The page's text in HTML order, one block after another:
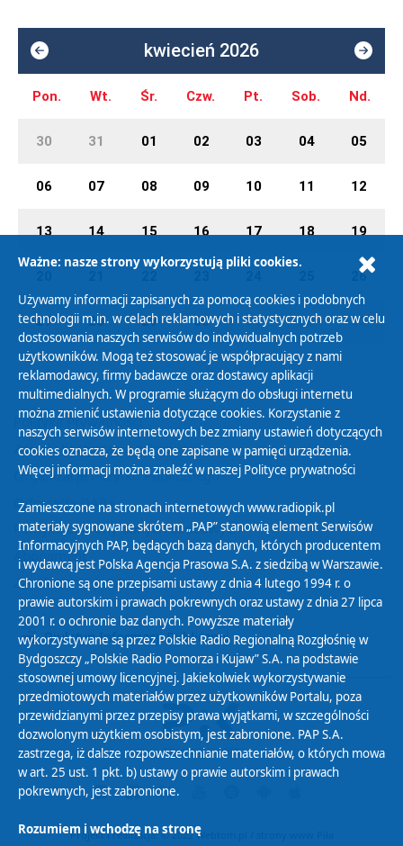
kwiecień 2026
Pon. Wt. Śr. Czw. Pt. Sob. Nd.
30 31 01 02 03 04 05
06 07 08 09 10 11 12
13 14 15 16 17 18 19
26
27 28 29 30 01 02 03
Polityka Prywatności
Zasady korzystania z Serwisu
Organizacje Pożytku Publicznego
Cyfryzacja DAB+
Polityka ochrony danych osobowych
Abonament
Zamówienia publiczne
Biuletyn Informacji Publicznej
Projekt i realizacja: © 2022Webtom.pl
Ważne: nasze strony wykorzystują pliki cookies.
Używamy informacji zapisanych za pomocą cookies i podobnych
technologii m.in. w celach reklamowych i statystycznych oraz w celu
dostosowania naszych serwisów do indywidualnych potrzeb
użytkowników. Mogą też stosować je współpracujący z nami
reklamodawcy, firmy badawcze oraz dostawcy aplikacji
multimedialnych. W programie służącym do obsługi internetu
można zmienić ustawienia dotyczące cookies. Korzystanie z
naszych serwisów internetowych bez zmiany ustawień dotyczących
cookies oznacza, że będą one zapisane w pamięci urządzenia.
Więcej informacji można znaleźć w naszej Polityce prywatności
Zamieszczone na stronach internetowych www.radiopik.pl
materiały sygnowane skrótem „PAP” stanowią element Serwisów
Informacyjnych PAP, będących bazą danych, których producentem
i wydawcą jest Polska Agencja Prasowa S.A. z siedzibą w Warszawie.
Chronione są one przepisami ustawy z dnia 4 lutego 1994 r. o
prawie autorskim i prawach pokrewnych oraz ustawy z dnia 27 lipca
2001 r. o ochronie baz danych. Powyższe materiały
wykorzystywane są przez Polskie Radio Regionalną Rozgłośnię w
Bydgoszczy „Polskie Radio Pomorza i Kujaw” S.A. na podstawie
stosownej umowy licencyjnej. Jakiekolwiek wykorzystywanie
przedmiotowych materiałów przez użytkowników Portalu, poza
przewidzianymi przez przepisy prawa wyjątkami, w szczególności
dozwolonym użytkiem osobistym, jest zabronione. PAP S.A.
zastrzega, iż dalsze rozpowszechnianie materiałów, o których mowa
w art. 25 ust. 1 pkt. b) ustawy o prawie autorskim i prawach
pokrewnych, jest zabronione.
Rozumiem i wchodzę na stronę